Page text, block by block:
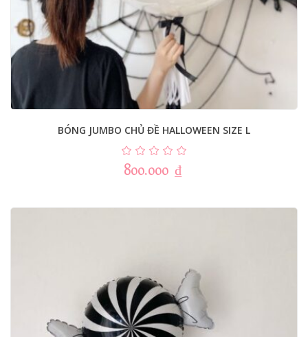
BÓNG JUMBO CHỦ ĐỀ HALLOWEEN SIZE L
800.000 ₫